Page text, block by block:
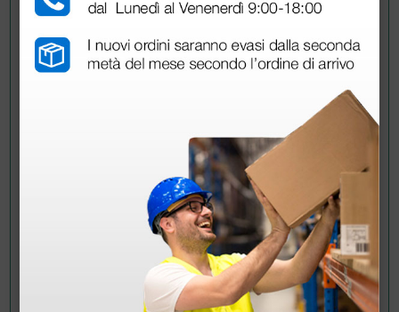
Hai ancora qualche dubbio? Vuoi ulteriori
Invia ora la tua domanda ai colleghi che hanno già
acquistato questo prodotto.